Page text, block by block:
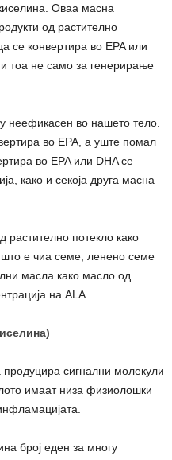
Оваа масна
од растително
се конвертира во EPA или
тоа не само за генерирање
неефикасен во нашето тело.
во EPA, а уште помал
во EPA или DHA се
како и секоја друга масна
растително потекло како
е чиа семе, ленено семе
масла како масло од
на ALA.
продуцира сигнални молекули
имаат низа физиолошки
број еден за многу